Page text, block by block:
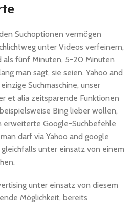
Suchoptionen vermögen
unter Videos verfeinern,
als fünf Minuten, 5-20 Minuten
man sagt, sie seien. Yahoo and
Suchmaschine, unser
et alia zeitsparende Funktionen
Bing lieber wollen,
erweiterte Google-Suchbefehle
darf via Yahoo and google
unter einsatz von einem
unter einsatz von diesem
Möglichkeit, bereits